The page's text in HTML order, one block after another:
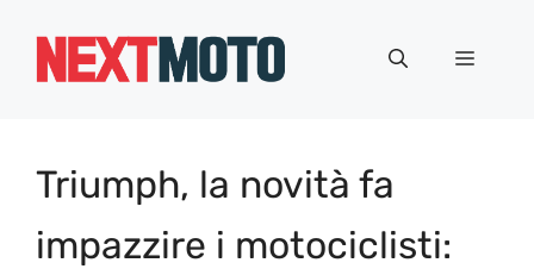
Menu
Triumph, la novità fa
impazzire i motociclisti: